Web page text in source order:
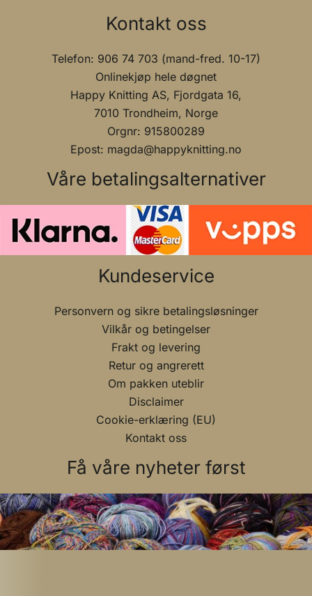
Kontakt oss
Telefon: 906 74 703 (mand-fred. 10-17)
Onlinekjøp hele døgnet
Happy Knitting AS, Fjordgata 16,
7010 Trondheim, Norge
Orgnr: 915800289
Epost: magda@happyknitting.no
Våre betalingsalternativer
Kundeservice
Personvern og sikre betalingsløsninger
Vilkår og betingelser
Frakt og levering
Retur og angrerett
Om pakken uteblir
Disclaimer
Cookie-erklæring (EU)
Kontakt oss
Få våre nyheter først